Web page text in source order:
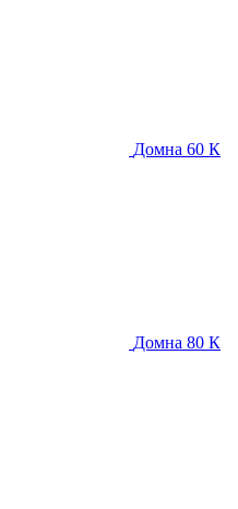
Домна 60 К
Домна 80 К